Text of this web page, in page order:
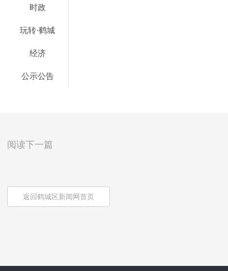
时政
玩转·鹤城
经济
公示公告
阅读下一篇
返回鹤城区新闻网首页